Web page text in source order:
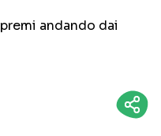
andando dai